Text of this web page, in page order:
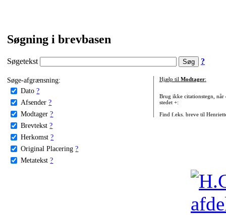
Søgning i brevbasen
Søgetekst ?
Søge-afgrænsning:
Dato ?
Afsender ?
Modtager ?
Brevtekst ?
Herkomst ?
Original Placering ?
Metatekst ?
Hjælp til Modtager:
Brug ikke citationstegn, når
stedet +:
Find f.eks. breve til